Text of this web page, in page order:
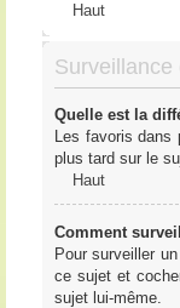
Haut
Surveillance
Quelle est la
Les favoris dans
plus tard sur le
Haut
Comment
Pour surveiller
ce sujet et
sujet lui-même.